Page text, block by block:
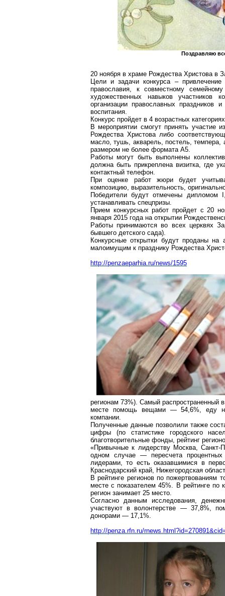
Поздравляю
20 ноября в храме Рождества Христова в
Цели и задачи конкурса –
православия, к совместному
художественных навыков участников
организации православных праздников
воспитания.
Конкурс пройдет в 4 возрастных
В мероприятии смогут принять участие
Рождества Христова либо
масло, тушь, акварель, постель, темпера,
размером не более формата А5.
Работы могут быть выполнены
должна быть прикреплена визитка, где
контактный телефон.
При оценке работ жюри будет
композицию, выразительность,
Победители будут отмечены
устанавливать спецпризы.
Прием конкурсных работ пройдет с 20
января 2015 года на открытии
Работы принимаются во всех церквях
бывшего детского сада).
Конкурсные открытки будут проданы
малоимущим к празднику Рождества
http://penzaeparhia.ru/news/1595
регионам 73%). Самый
месте помощь вещами — 54,6%, еду
компании.
Полученные данные позволили также
цифры (по статистике городского
благотворительные фонды, рейтинг
«Привычные к лидерству Москва, Санкт-
одном случае — пересчета
лидерами, то есть оказавшимися в
Краснодарский край, Нижегородская
В рейтинге регионов по пожертвованиям
месте с показателем 45%. В рейтинге по
регион занимает 25 место.
Согласно данным исследования,
участвуют вволонтерстве — 37,8%,
донорами — 17,1%.
http://penza.rfn.ru/